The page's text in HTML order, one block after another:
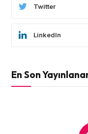
Twitter
LinkedIn
En Son